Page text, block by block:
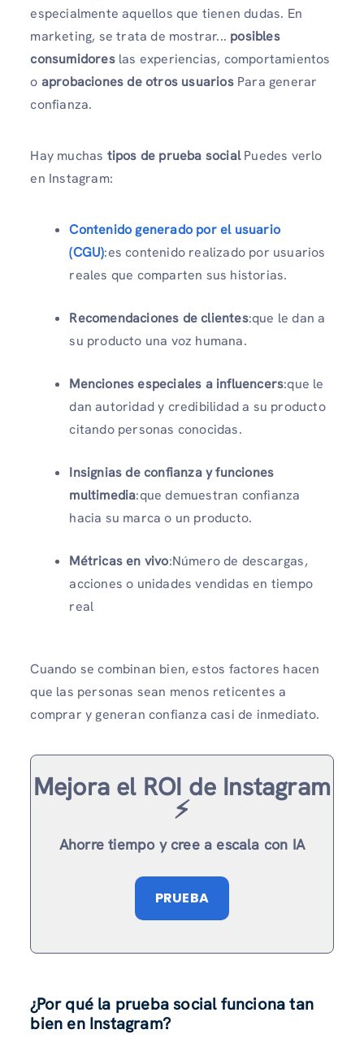
especialmente aquellos que tienen dudas. En
marketing, se trata de mostrar... posibles
consumidoreslas experiencias, comportamientos
o aprobaciones de otros usuariosPara generar
confianza.
Hay muchas tipos de prueba socialPuedes verlo
en Instagram:
Contenido generado por el usuario
(CGU):es contenido realizado por usuarios
reales que comparten sus historias.
Recomendaciones de clientes:que le dan a
su producto una voz humana.
Menciones especiales a influencers:que le
dan autoridad y credibilidad a su producto
citando personas conocidas.
Insignias de confianza y funciones
multimedia:que demuestran confianza
hacia su marca o un producto.
Métricas en vivo:Número de descargas,
acciones o unidades vendidas en tiempo
real
Cuando se combinan bien, estos factores hacen
que las personas sean menos reticentes a
comprar y generan confianza casi de inmediato.
Mejora el ROI de Instagram
⚡️
Ahorre tiempo y cree a escala con IA
PRUEBA
¿Por qué la prueba social funciona tan
bien en Instagram?